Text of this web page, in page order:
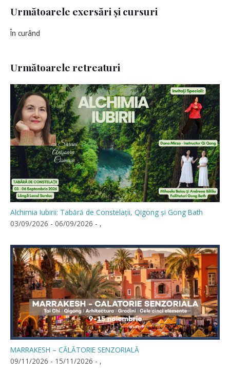
Următoarele exersări și cursuri
În curând
Următoarele retreaturi
Alchimia Iubirii: Tabără de Constelații, Qigong și Gong Bath
03/09/2026 - 06/09/2026 - ,
MARRAKESH – CĂLĂTORIE SENZORIALĂ
09/11/2026 - 15/11/2026 - ,